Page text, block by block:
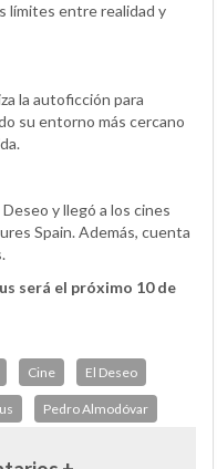
límites entre realidad y
la autoficción para
su entorno más cercano
y llegó a los cines
Spain. Además, cuenta
será el próximo 10 de
Cine El Deseo
Pedro Almodóvar